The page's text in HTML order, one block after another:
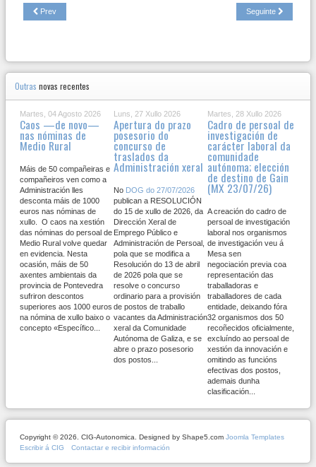
Prev Seguinte
Outras novas recentes
Martes, 04 Agosto 2026
Caos —de novo—
nas nóminas de
Medio Rural
Máis de 50 compañeiras e
compañeiros ven como a
Administración lles
desconta máis de 1000
euros nas nóminas de
xullo. O caos na xestión
das nóminas do persoal de
Medio Rural volve quedar
en evidencia. Nesta
ocasión, máis de 50
axentes ambientais da
provincia de Pontevedra
sufriron descontos
superiores aos 1000 euros
na nómina de xullo baixo o
concepto «Específico...
Luns, 27 Xullo 2026
Apertura do prazo
posesorio do
concurso de
traslados da
Administración xeral
No DOG do 27/07/2026
publican a RESOLUCIÓN
do 15 de xullo de 2026, da
Dirección Xeral de
Emprego Público e
Administración de Persoal,
pola que se modifica a
Resolución do 13 de abril
de 2026 pola que se
resolve o concurso
ordinario para a provisión
de postos de traballo
vacantes da Administración
xeral da Comunidade
Autónoma de Galiza, e se
abre o prazo posesorio
dos postos...
Martes, 28 Xullo 2026
Cadro de persoal de
investigación de
carácter laboral da
comunidade
autónoma; elección
de destino de Gain
(MX 23/07/26)
A creación do cadro de
persoal de investigación
laboral nos organismos
de investigación veu á
Mesa sen
negociación previa coa
representación das
traballadoras e
traballadores de cada
entidade, deixando fóra
32 organismos dos 50
recoñecidos oficialmente,
excluíndo ao persoal de
xestión da innovación e
omitindo as funcións
efectivas dos postos,
ademais dunha
clasificación...
Copyright © 2026. CIG-Autonomica. Designed by Shape5.com Joomla Templates
Escribir á CIG
Contactar e recibir información